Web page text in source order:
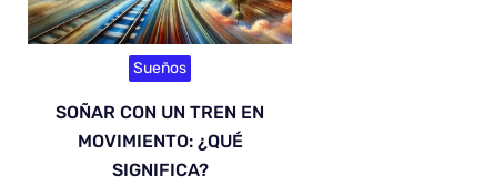
Sueños
SOÑAR CON UN TREN EN
MOVIMIENTO: ¿QUÉ
SIGNIFICA?